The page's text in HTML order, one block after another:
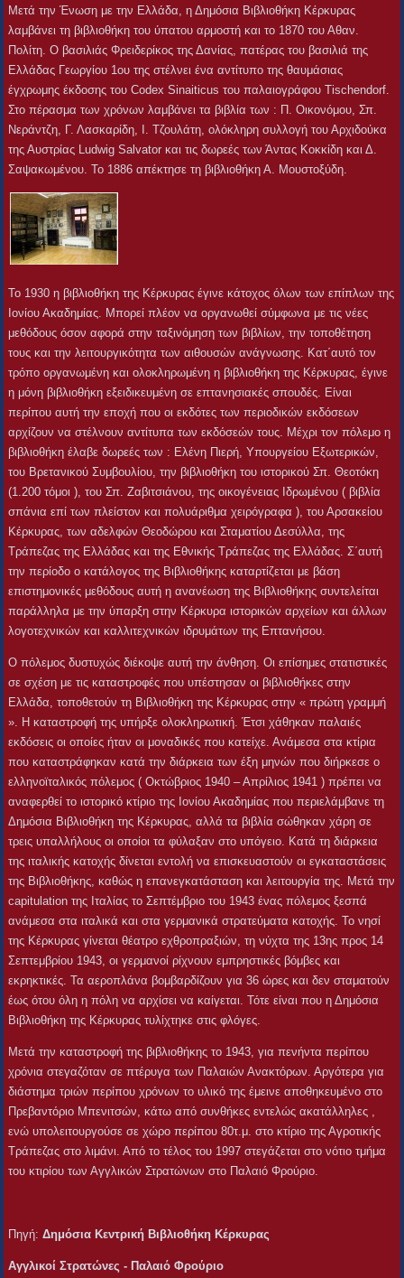
Μετά την Ένωση με την Ελλάδα, η Δημόσια Βιβλιοθήκη Κέρκυρας
λαμβάνει τη βιβλιοθήκη του ύπατου αρμοστή και το 1870 του Αθαν.
Πολίτη. Ο βασιλιάς Φρειδερίκος της Δανίας, πατέρας του βασιλιά της
Ελλάδας Γεωργίου 1ου της στέλνει ένα αντίτυπο της θαυμάσιας
έγχρωμης έκδοσης του Codex Sinaiticus του παλαιογράφου Tischendorf.
Στο πέρασμα των χρόνων λαμβάνει τα βιβλία των : Π. Οικονόμου, Σπ.
Νεράντζη, Γ. Λασκαρίδη, Ι. Τζουλάτη, ολόκληρη συλλογή του Αρχιδούκα
της Αυστρίας Ludwig Salvator και τις δωρεές των Άντας Κοκκίδη και Δ.
Σαψακωμένου. Το 1886 απέκτησε τη βιβλιοθήκη Α. Μουστοξύδη.
Το 1930 η βιβλιοθήκη της Κέρκυρας έγινε κάτοχος όλων των επίπλων της
Ιονίου Ακαδημίας. Μπορεί πλέον να οργανωθεί σύμφωνα με τις νέες
μεθόδους όσον αφορά στην ταξινόμηση των βιβλίων, την τοποθέτηση
τους και την λειτουργικότητα των αιθουσών ανάγνωσης. Κατ΄αυτό τον
τρόπο οργανωμένη και ολοκληρωμένη η βιβλιοθήκη της Κέρκυρας, έγινε
η μόνη βιβλιοθήκη εξειδικευμένη σε επτανησιακές σπουδές. Είναι
περίπου αυτή την εποχή που οι εκδότες των περιοδικών εκδόσεων
αρχίζουν να στέλνουν αντίτυπα των εκδόσεών τους. Μέχρι τον πόλεμο η
βιβλιοθήκη έλαβε δωρεές των : Eλένη Πιερή, Υπουργείου Εξωτερικών,
του Βρετανικού Συμβουλίου, την βιβλιοθήκη του ιστορικού Σπ. Θεοτόκη
(1.200 τόμοι ), του Σπ. Ζαβιτσιάνου, της οικογένειας Ιδρωμένου ( βιβλία
σπάνια επί των πλείστον και πολυάριθμα χειρόγραφα ), του Αρσακείου
Κέρκυρας, των αδελφών Θεοδώρου και Σταματίου Δεσύλλα, της
Τράπεζας της Ελλάδας και της Εθνικής Τράπεζας της Ελλάδας. Σ΄αυτή
την περίοδο ο κατάλογος της Βιβλιοθήκης καταρτίζεται με βάση
επιστημονικές μεθόδους αυτή η ανανέωση της Βιβλιοθήκης συντελείται
παράλληλα με την ύπαρξη στην Κέρκυρα ιστορικών αρχείων και άλλων
λογοτεχνικών και καλλιτεχνικών ιδρυμάτων της Επτανήσου.
Ο πόλεμος δυστυχώς διέκοψε αυτή την άνθηση. Οι επίσημες στατιστικές
σε σχέση με τις καταστροφές που υπέστησαν οι βιβλιοθήκες στην
Ελλάδα, τοποθετούν τη Βιβλιοθήκη της Κέρκυρας στην « πρώτη γραμμή
». Η καταστροφή της υπήρξε ολοκληρωτική. Έτσι χάθηκαν παλαιές
εκδόσεις οι οποίες ήταν οι μοναδικές που κατείχε. Ανάμεσα στα κτίρια
που καταστράφηκαν κατά την διάρκεια των έξη μηνών που διήρκεσε ο
ελληνοϊταλικός πόλεμος ( Οκτώβριος 1940 – Απρίλιος 1941 ) πρέπει να
αναφερθεί το ιστορικό κτίριο της Ιονίου Ακαδημίας που περιελάμβανε τη
Δημόσια Βιβλιοθήκη της Κέρκυρας, αλλά τα βιβλία σώθηκαν χάρη σε
τρεις υπαλλήλους οι οποίοι τα φύλαξαν στο υπόγειο. Κατά τη διάρκεια
της ιταλικής κατοχής δίνεται εντολή να επισκευαστούν οι εγκαταστάσεις
της Βιβλιοθήκης, καθώς η επανεγκατάσταση και λειτουργία της. Μετά την
capitulation της Ιταλίας το Σεπτέμβριο του 1943 ένας πόλεμος ξεσπά
ανάμεσα στα ιταλικά και στα γερμανικά στρατεύματα κατοχής. Το νησί
της Κέρκυρας γίνεται θέατρο εχθροπραξιών, τη νύχτα της 13ης προς 14
Σεπτεμβρίου 1943, οι γερμανοί ρίχνουν εμπρηστικές βόμβες και
εκρηκτικές. Τα αεροπλάνα βομβαρδίζουν για 36 ώρες και δεν σταματούν
έως ότου όλη η πόλη να αρχίσει να καίγεται. Τότε είναι που η Δημόσια
Βιβλιοθήκη της Κέρκυρας τυλίχτηκε στις φλόγες.
Μετά την καταστροφή της βιβλιοθήκης το 1943, για πενήντα περίπου
χρόνια στεγαζόταν σε πτέρυγα των Παλαιών Ανακτόρων. Αργότερα για
διάστημα τριών περίπου χρόνων το υλικό της έμεινε αποθηκευμένο στο
Πρεβαντόριο Μπενιτσών, κάτω από συνθήκες εντελώς ακατάλληλες ,
ενώ υπολειτουργούσε σε χώρο περίπου 80τ.μ. στο κτίριο της Αγροτικής
Τράπεζας στο λιμάνι. Από το τέλος του 1997 στεγάζεται στο νότιο τμήμα
του κτιρίου των Αγγλικών Στρατώνων στο Παλαιό Φρούριο.
Πηγή:Δημόσια Κεντρική Βιβλιοθήκη Κέρκυρας
Αγγλικοί Στρατώνες - Παλαιό Φρούριο